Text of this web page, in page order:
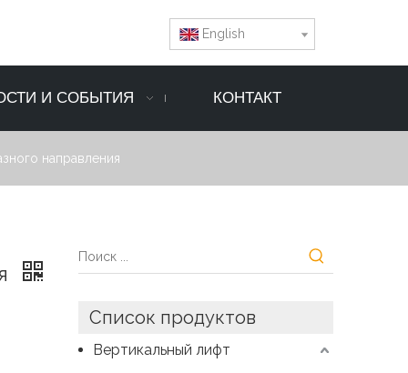
English
И СОБЫТИЯ КОНТАКТ
направления
Список продуктов
Вертикальный лифт